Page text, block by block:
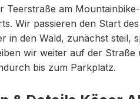
Teerstraße am
Wir passieren den Start
in den Wald, zunächst steil,
wir weiter auf der Straße
bis zum Parkplatz.